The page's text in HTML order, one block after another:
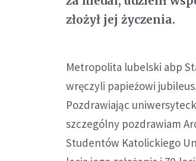
złożył jej życzenia.
Metropolita lubelski abp
wręczyli papieżowi
Pozdrawiając
szczególny pozdrawiam
Studentów Katolickiego